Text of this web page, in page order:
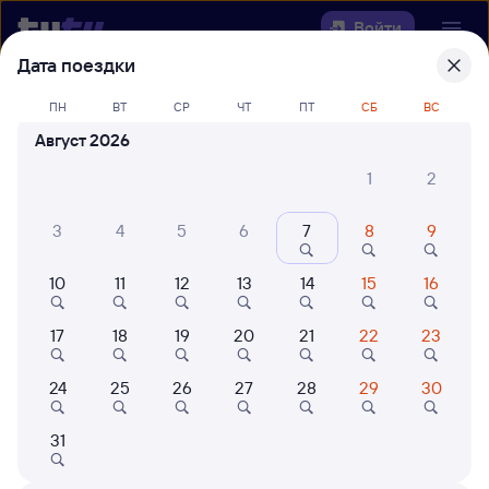
Войти
Выберите день, чтобы найтиж/д
билеты Кизнер — Зима
42 млн путешествуют с
Дата поездки
ПН ВТ СР ЧТ ПТ СБ ВС
Август 2026
1
2
3 4 5 6 7 8 9
10 11 12 13 14 15 16
17 18 19 20 21 22 23
24 25 26 27 28 29 30
31